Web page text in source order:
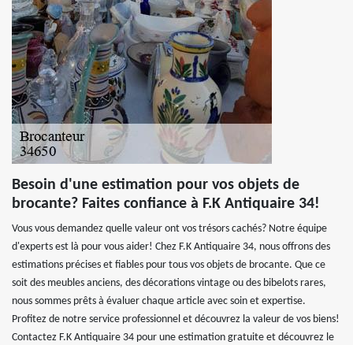
Besoin d'une estimation pour vos objets de
brocante? Faites confiance à F.K Antiquaire 34!
Vous vous demandez quelle valeur ont vos trésors cachés? Notre équipe
d'experts est là pour vous aider! Chez F.K Antiquaire 34, nous offrons des
estimations précises et fiables pour tous vos objets de brocante. Que ce
soit des meubles anciens, des décorations vintage ou des bibelots rares,
nous sommes prêts à évaluer chaque article avec soin et expertise.
Profitez de notre service professionnel et découvrez la valeur de vos biens!
Contactez F.K Antiquaire 34 pour une estimation gratuite et découvrez le